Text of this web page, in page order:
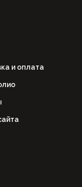
и оплата